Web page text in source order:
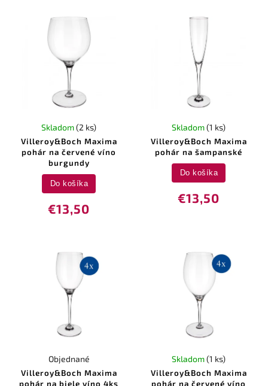
Villeroy&Boch Maxima
pohár na červené víno
burgundy
Skladom(2 ks)
€13,50
Do košíka
Villeroy&Boch Maxima
pohár na šampanské
Skladom(1 ks)
€13,50
Do košíka
Villeroy&Boch Maxima
pohár na biele víno 4ks
Objednané
Villeroy&Boch Maxima
pohár na červené víno
Skladom(1 ks)